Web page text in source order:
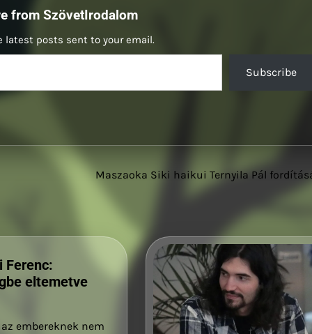
from SzövetIrodalom
latest posts sent to your email.
Subscribe
Maszaoka Siki haikui Ternyila Pál
Ferenc:
eltemetve
embereknek nem